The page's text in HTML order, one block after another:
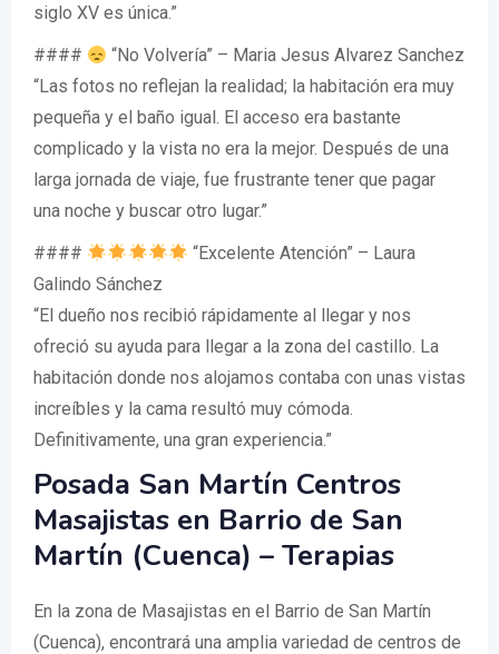
siglo XV es única.”
####
“No Volvería” – Maria Jesus Alvarez Sanchez
“Las fotos no reflejan la realidad; la habitación era muy
pequeña y el baño igual. El acceso era bastante
complicado y la vista no era la mejor. Después de una
larga jornada de viaje, fue frustrante tener que pagar
una noche y buscar otro lugar.”
####
“Excelente Atención” – Laura
Galindo Sánchez
“El dueño nos recibió rápidamente al llegar y nos
ofreció su ayuda para llegar a la zona del castillo. La
habitación donde nos alojamos contaba con unas vistas
increíbles y la cama resultó muy cómoda.
Definitivamente, una gran experiencia.”
Posada San Martín Centros
Masajistas en Barrio de San
Martín (Cuenca) – Terapias
En la zona de Masajistas en el Barrio de San Martín
(Cuenca), encontrará una amplia variedad de centros de